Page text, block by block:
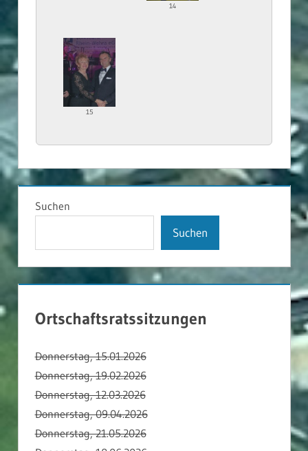
14
15
Suchen
Suchen
Ortschaftsratssitzungen
Donnerstag, 15.01.2026
Donnerstag, 19.02.2026
Donnerstag, 12.03.2026
Donnerstag, 09.04.2026
Donnerstag, 21.05.2026